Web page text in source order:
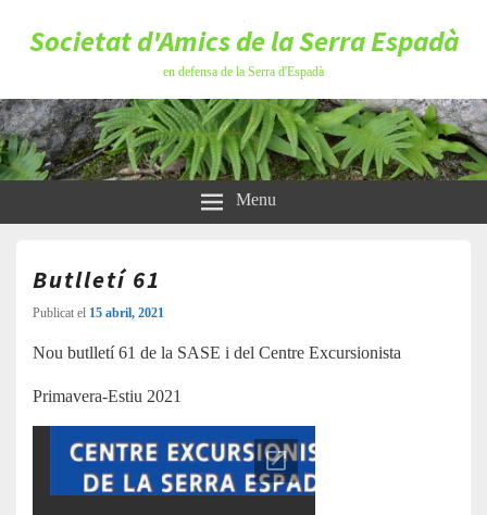
Societat d'Amics de la Serra Espadà
en defensa de la Serra d'Espadà
Menu
Butlletí 61
Publicat el 15 abril, 2021
Nou butlletí 61 de la SASE i del Centre Excursionista
Primavera-Estiu 2021